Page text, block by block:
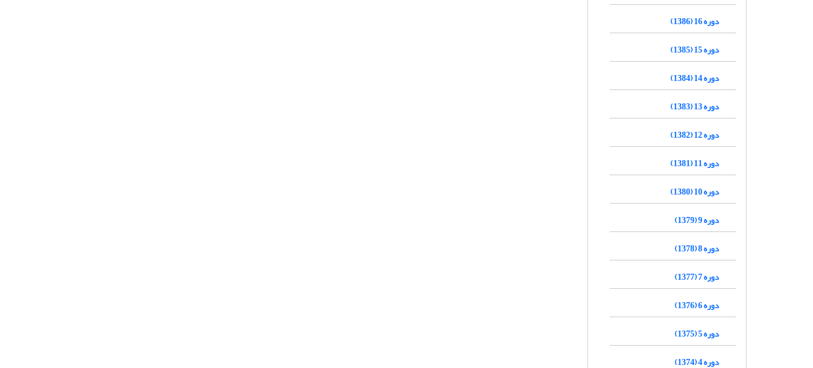
دوره 16 (1386)
دوره 15 (1385)
دوره 14 (1384)
دوره 13 (1383)
دوره 12 (1382)
دوره 11 (1381)
دوره 10 (1380)
دوره 9 (1379)
دوره 8 (1378)
دوره 7 (1377)
دوره 6 (1376)
دوره 5 (1375)
دوره 4 (1374)